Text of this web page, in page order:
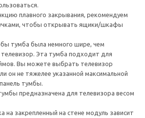
плавного закрывания, рекомендуем
чтобы открывать ящики/шкафы
тумба была немного шире, чем
телевизор. Эта тумба подходит для
Вы можете выбрать телевизор
он не тяжелее указанной максимальной
тумбы.
предназначена для телевизора весом
на закрепленный на стене модуль зависит